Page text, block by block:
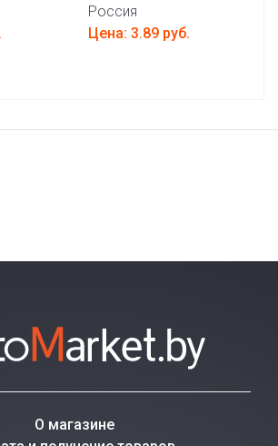
Россия
Цена: 3.89 руб.
О магазине